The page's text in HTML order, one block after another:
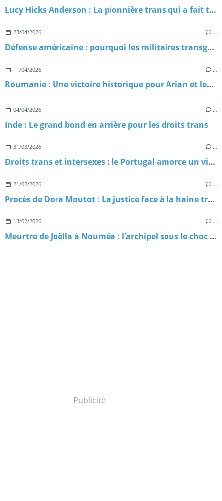
Lucy Hicks Anderson : La pionnière trans qui a fait trembler la justice américaine
23/04/2026 …
Défense américaine : pourquoi les militaires transgenres misent tout sur l’action collective ?
11/04/2026 …
Roumanie : Une victoire historique pour Arian et les droits trans en Europe
04/04/2026 …
Inde : Le grand bond en arrière pour les droits trans
31/03/2026 …
Droits trans et intersexes : le Portugal amorce un virage conservateur inquiétant
21/02/2026 …
Procès de Dora Moutot : La justice face à la haine transphobe déguisée en "débat"
13/02/2026 …
Meurtre de Joëlla à Nouméa : l’archipel sous le choc après la mort d'une figure de la communauté
Publicité